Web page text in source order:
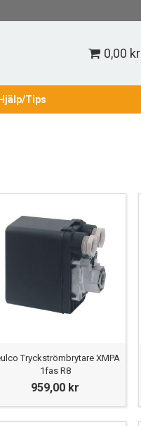
0,00 kr
Hjälp/Tips
Tryckströmbrytare XMPA
1fas R8
959,00 kr